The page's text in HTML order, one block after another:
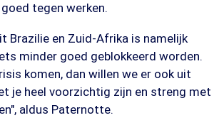
tegen werken.
Brazilie en Zuid-Afrika is namelijk
minder goed geblokkeerd worden.
komen, dan willen we er ook uit
je heel voorzichtig zijn en streng met
aldus Paternotte.